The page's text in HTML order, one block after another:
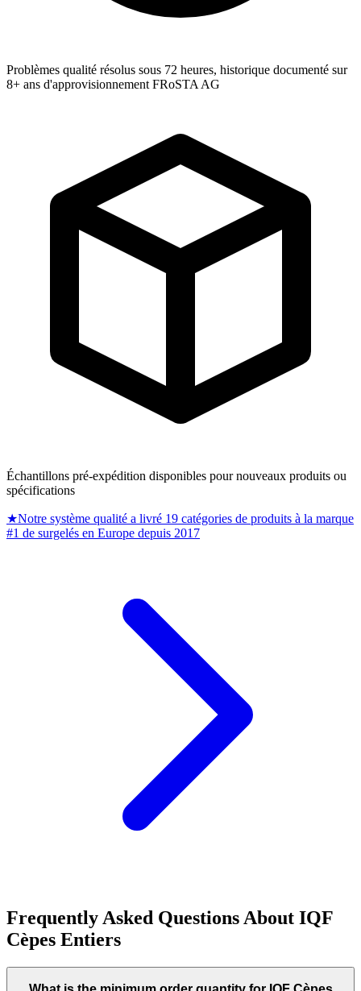
Problèmes qualité résolus sous 72 heures, historique documenté sur
8+ ans d'approvisionnement FRoSTA AG
Échantillons pré-expédition disponibles pour nouveaux produits ou
spécifications
★Notre système qualité a livré 19 catégories de produits à la marque
#1 de surgelés en Europe depuis 2017
Frequently Asked Questions About IQF
Cèpes Entiers